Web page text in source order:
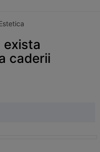
exista
caderii